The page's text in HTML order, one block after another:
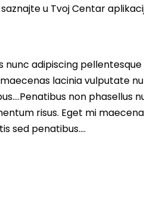
u Tvoj Centar
nunc adipiscing
lacinia vulputate
non phasellus
risus. Eget mi
sed penatibus….